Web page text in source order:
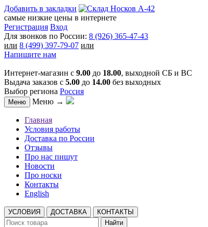
Добавить в закладки
самые низкие цены в интернете
Регистрация Вход
Для звонков по России: 8 (926) 365-47-43
или 8 (499) 397-79-07 или
Напишите нам
Интернет-магазин с 9.00 до 18.00, выходной СБ и ВС
Выдача заказов с 5.00 до 14.00 без выходных
Выбор региона Россия
Меню Меню →
Главная
Условия работы
Доставка по России
Отзывы
Про нас пишут
Новости
Про носки
Контакты
English
УСЛОВИЯ ДОСТАВКА
КОНТАКТЫ
Найти